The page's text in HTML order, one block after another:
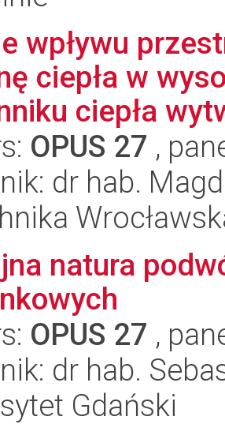
wpływu
ciepła w
ciepła
OPUS 27 ,
dr hab.
natura
OPUS 27 ,
dr hab.
Gdański